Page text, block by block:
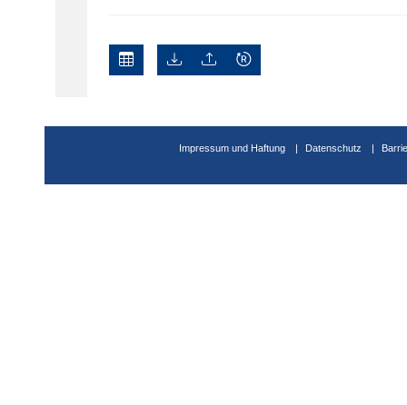
Impressum und Haftung Datenschutz